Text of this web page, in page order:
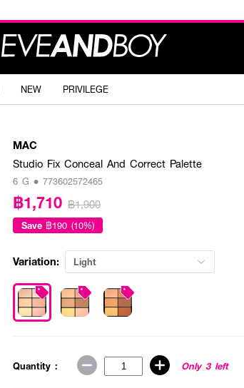
NEW PRIVILEGE
MAC
Studio Fix Conceal And Correct Palette
6 G • 773602572465
฿1,710 ฿1,900
Save ฿190 (10%)
Variation: Light
Quantity : Only 3 left